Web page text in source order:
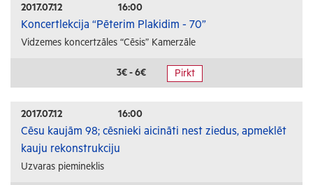
Izrādes
Festivāli un svētki
Kino
Citi pasākumi
Sports
Florbols
Slēpošana
2017.07.12 16:00
Koncertlekcija “Pēterim Plakidim - 70”
Vidzemes koncertzāles “Cēsis” Kamerzāle
3€ - 6€ Pirkt
2017.07.12 16:00
Cēsu kaujām 98; cēsnieki aicināti nest ziedus, apmeklēt
kauju rekonstrukciju
Uzvaras piemineklis